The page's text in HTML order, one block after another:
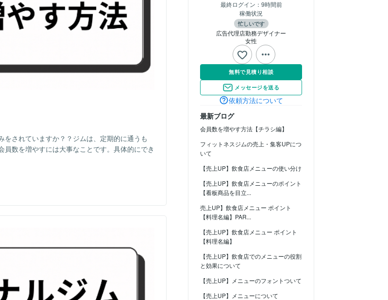
最終ログイン： 9時間前
稼働状況
忙しいです
広告代理店勤務デザイナー
女性
無料で見積り相談
メッセージを送る
依頼方法について
最新ブログ
会員数を増やす方法【チラシ編】
フィットネスジムの売上・集客UPにつ
いて
【売上UP】飲食店メニューの使い分け
【売上UP】飲食店メニューのポイント
【看板商品を目立...
売上UP】飲食店メニュー ポイント
【料理名編】PAR...
【売上UP】飲食店メニュー ポイント
【料理名編】
【売上UP】飲食店でのメニューの役割
と効果について
【売上UP】メニューのフォントついて
【売上UP】メニューについて
されていますか？？ジムは、定期的に通うも
数を増やすには大事なことです。具体的にでき